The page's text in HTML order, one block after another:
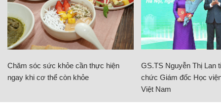
Chăm sóc sức khỏe cần thực hiện
ngay khi cơ thể còn khỏe
GS.TS Nguyễn Thị Lan
chức Giám đốc Học
Việt Nam